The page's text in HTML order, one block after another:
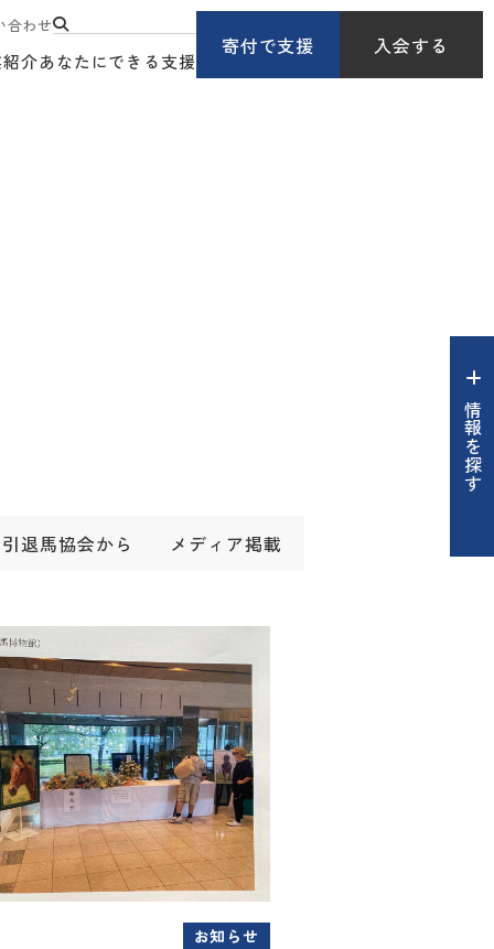
合わせ
介あなたにできる支援
寄付で支援 入会する
情報を探す
引退馬協会から メディア掲載
お知らせ